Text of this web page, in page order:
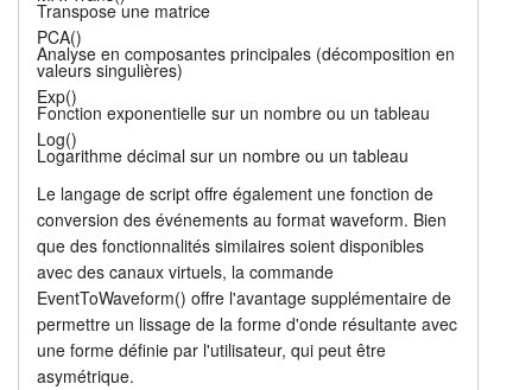
Transpose une matrice
PCA()
Analyse en composantes principales (décomposition en
valeurs singulières)
Exp()
Fonction exponentielle sur un nombre ou un tableau
Log()
Logarithme décimal sur un nombre ou un tableau
Le langage de script offre également une fonction de
conversion des événements au format waveform. Bien
que des fonctionnalités similaires soient disponibles
avec des canaux virtuels, la commande
EventToWaveform() offre l'avantage supplémentaire de
permettre un lissage de la forme d'onde résultante avec
une forme définie par l'utilisateur, qui peut être
asymétrique.